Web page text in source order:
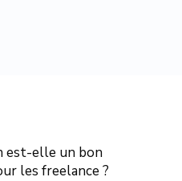
est-elle un bon
les freelance ?